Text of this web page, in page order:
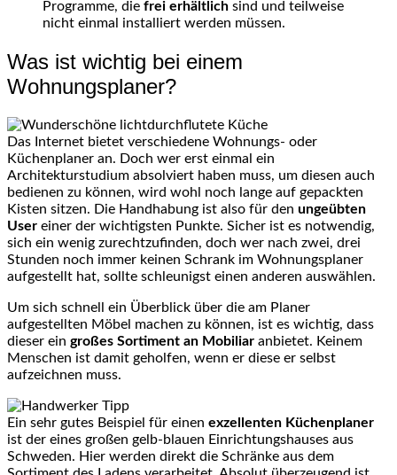
Programme, die frei erhältlich sind und teilweise
nicht einmal installiert werden müssen.
Was ist wichtig bei einem
Wohnungsplaner?
Das Internet bietet verschiedene Wohnungs- oder
Küchenplaner an. Doch wer erst einmal ein
Architekturstudium absolviert haben muss, um diesen auch
bedienen zu können, wird wohl noch lange auf gepackten
Kisten sitzen. Die Handhabung ist also für den ungeübten
User einer der wichtigsten Punkte. Sicher ist es notwendig,
sich ein wenig zurechtzufinden, doch wer nach zwei, drei
Stunden noch immer keinen Schrank im Wohnungsplaner
aufgestellt hat, sollte schleunigst einen anderen auswählen.
Um sich schnell ein Überblick über die am Planer
aufgestellten Möbel machen zu können, ist es wichtig, dass
dieser ein großes Sortiment an Mobiliar anbietet. Keinem
Menschen ist damit geholfen, wenn er diese er selbst
aufzeichnen muss.
Ein sehr gutes Beispiel für einen exzellenten Küchenplaner
ist der eines großen gelb-blauen Einrichtungshauses aus
Schweden. Hier werden direkt die Schränke aus dem